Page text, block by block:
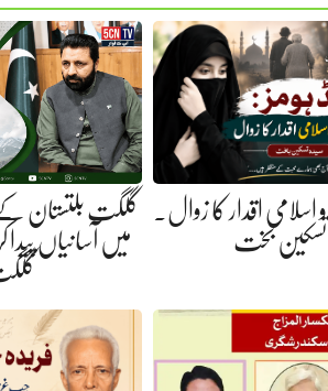
و اسلامی اقدار کا زوال.
تسکین بخت
گلگت بلتستان
میں آسانیاں پیدا